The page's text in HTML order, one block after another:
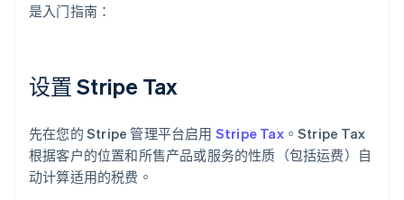
是入门指南：
设置 Stripe Tax
先在您的 Stripe 管理平台启用 Stripe Tax。Stripe Tax
根据客户的位置和所售产品或服务的性质（包括运费）自
动计算适用的税费。